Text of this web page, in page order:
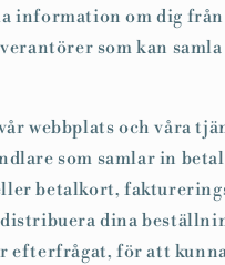
information om dig
som kan
webbplats och våra
som samlar in
betalkort,
dina
efterfrågat, för att